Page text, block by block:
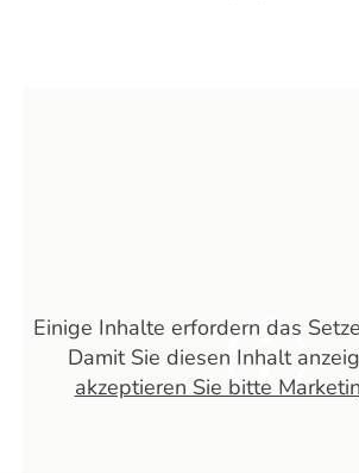
Einige Inhalte erfordern das
Damit Sie diesen Inhalt
akzeptieren Sie bitte